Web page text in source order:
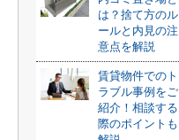
は？捨て方のル
ールと内見の注
意点を解説
賃貸物件でのト
ラブル事例をご
紹介！相談する
際のポイントも